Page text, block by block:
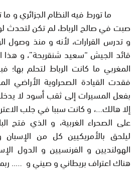
ما تورط فيه النظام الجزائري و
صبت في صالح الرباط، لم تكن لتحدث لو
و تدرس القرارات، لأنه و منذ وصول
قائد الجيش “سعيد شنقريحة”، و
المغربي ما كانت الرباط لتحلم
فقدت القيادة الصحراوية الأراضي
بفعل المسيرات إلى ثقب أسود لا
إلا هالك…، و كانت سببا في جلب
على الصحراء الغربية، و الذي فتح
ليلحق بالأمريكيين كل من الإسبان
الهولنديين و الفرنسيين و الدول
هناك اعتراف بريطاني و صيني و …..